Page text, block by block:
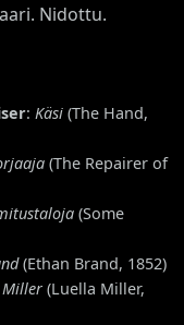
Nidottu.
: Käsi(The Hand,
(The Repairer of
(Some
(Ethan Brand, 1852)
Miller (Luella Miller,